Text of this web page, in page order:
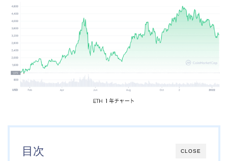
CLOSE
目次